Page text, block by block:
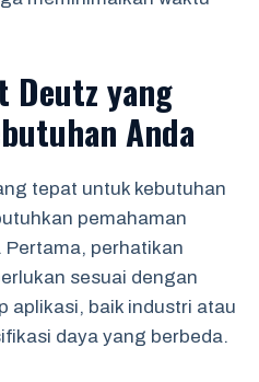
Deutz yang
Anda
tepat untuk kebutuhan
pemahaman
perhatikan
sesuai dengan
aplikasi, baik industri atau
daya yang berbeda.